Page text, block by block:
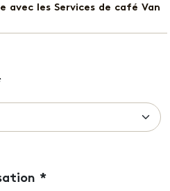
avec les Services de café Van
*